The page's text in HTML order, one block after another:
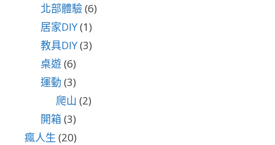
北部體驗(6)
居家DIY(1)
教具DIY(3)
桌遊(6)
運動 (3)
爬山 (2)
開箱(3)
瘋人生 (20)